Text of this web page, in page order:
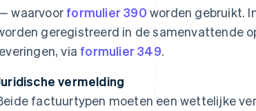
waarvoor formulier 390 worden gebruikt.
geregistreerd in de samenvattende
via formulier 349.
vermelding
factuurtypen moeten een wettelijke